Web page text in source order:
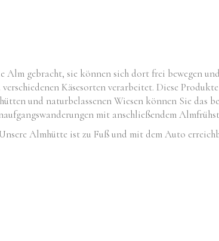
Alm gebracht, sie können sich dort frei bewegen
Käsesorten verarbeitet. Diese
und naturbelassenen Wiesen können Sie das
mit anschließendem
Unsere Almhütte ist zu Fuß und mit dem Auto